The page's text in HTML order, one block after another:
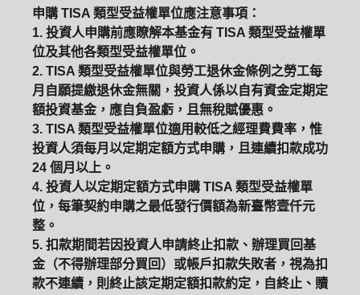
申購 TISA 類型受益權單位應注意事項：
1. 投資人申購前應瞭解本基金有 TISA 類型受益權單
位及其他各類型受益權單位。
2. TISA 類型受益權單位與勞工退休金條例之勞工每
月自願提繳退休金無關，投資人係以自有資金定期定
額投資基金，應自負盈虧，且無稅賦優惠。
3. TISA 類型受益權單位適用較低之經理費費率，惟
投資人須每月以定期定額方式申購，且連續扣款成功
24 個月以上。
4. 投資人以定期定額方式申購 TISA 類型受益權單
位，每筆契約申購之最低發行價額為新臺幣壹仟元
整。
5. 扣款期間若因投資人申請終止扣款、辦理買回基
金（不得辦理部分買回）或帳戶扣款失敗者，視為扣
款不連續，則終止該定期定額扣款約定，自終止、贖